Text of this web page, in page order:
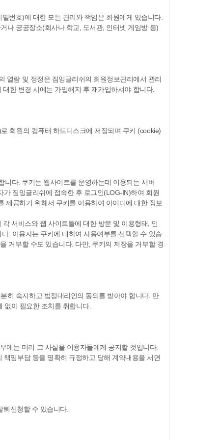
번호)에 대한 모든 관리와 책임은 회원에게 있습니다.
나 공공장소(회사나 학교, 도서관, 인터넷 게임방 등)
열람 및 정정은 짐잉글리쉬의 회원정보관리에서 관리
한 변경 시에는 가입해지 후 재가입하셔야 합니다.
회원의 컴퓨터 하드디스크에 저장되며 쿠키 (cookie)
다. 쿠키는 웹사이트를 운영하는데 이용되는 서버
짐잉글리쉬에 접속한 후 로그인(LOG-IN)하여 회원
제공하기 위해서 쿠키를 이용하여 아이디에 대한 정보
서비스와 웹 사이트들에 대한 방문 및 이용형태, 인
. 이용자는 쿠키에 대하여 사용여부를 선택할 수 있습
거부할 수도 있습니다. 다만, 쿠키의 저장을 거부할 경
히 숙지하고 법정대리인의 동의를 받아야 합니다. 만
이 필요한 조치를 취합니다.
에는 미리 그 사실을 이용자들에게 공지할 것입니다.
임부담 등을 명확히 규정하고 당해 계약내용을 서면
신청할 수 있습니다.